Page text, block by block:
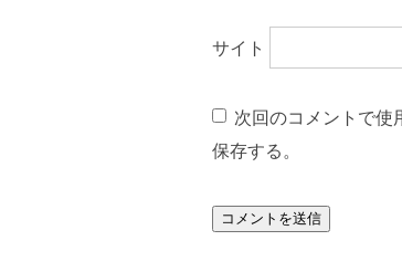
サイト
次回のコメントで使
保存する。